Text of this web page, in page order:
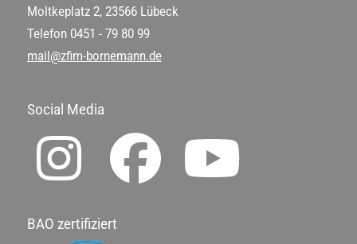
Moltkeplatz 2, 23566 Lübeck
Telefon 0451 - 79 80 99
mail@zfim-bornemann.de
Social Media
BAO zertifiziert